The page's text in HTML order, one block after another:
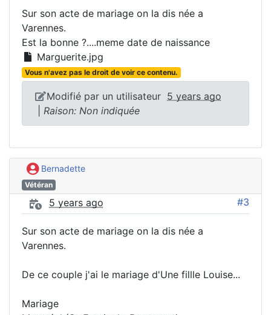
Sur son acte de mariage on la dis née a
Varennes.
Est la bonne ?....meme date de naissance
Marguerite.jpg
Vous n'avez pas le droit de voir ce contenu.
Modifié par un utilisateur 5 years ago
Raison: Non indiquée
Bernadette
Vétéran
5 years ago #3
Sur son acte de mariage on la dis née a
Varennes.
De ce couple j'ai le mariage d'Une fillle Louise...
Mariage